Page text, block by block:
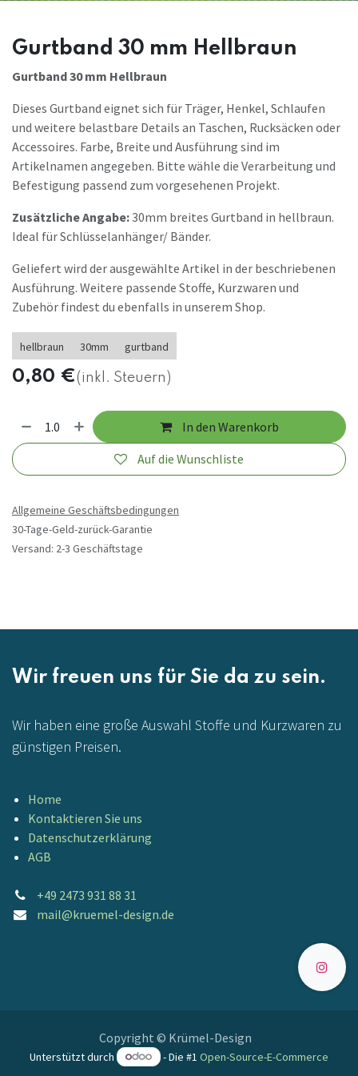
Gurtband 30 mm Hellbraun
Gurtband 30 mm Hellbraun
Dieses Gurtband eignet sich für Träger, Henkel, Schlaufen
und weitere belastbare Details an Taschen, Rucksäcken oder
Accessoires. Farbe, Breite und Ausführung sind im
Artikelnamen angegeben. Bitte wähle die Verarbeitung und
Befestigung passend zum vorgesehenen Projekt.
Zusätzliche Angabe:30mm breites Gurtband in hellbraun.
Ideal für Schlüsselanhänger/ Bänder.
Geliefert wird der ausgewählte Artikel in der beschriebenen
Ausführung. Weitere passende Stoffe, Kurzwaren und
Zubehör findest du ebenfalls in unserem Shop.
hellbraun 30mm gurtband
0,80 €(inkl. Steuern)
In den Warenkorb
Auf die Wunschliste
Allgemeine Geschäftsbedingungen
30-Tage-Geld-zurück-Garantie
Versand: 2-3 Geschäftstage
Wir freuen uns für Sie da zu sein.
Wir haben eine große Auswahl Stoffe und Kurzwaren zu
günstigen Preisen.
Home
Kontaktieren Sie uns
Datenschutzerklärung
AGB
+49 2473 931 88 31
mail@kruemel-design.de
Copyright © Krümel-Design
Unterstützt durch - Die #1 Open-Source-E-Commerce